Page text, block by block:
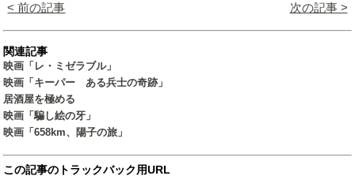
< 前の記事 次の記事 >
関連記事
映画「レ・ミゼラブル」
映画「キーパー ある兵士の奇跡」
居酒屋を極める
映画「騙し絵の牙」
映画「658km、陽子の旅」
この記事のトラックバック用URL